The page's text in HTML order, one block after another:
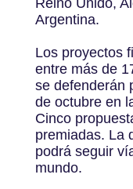
Argentina.
Los proyectos
entre más de
se defenderán
de octubre en
Cinco
premiadas. La
podrá seguir
mundo.